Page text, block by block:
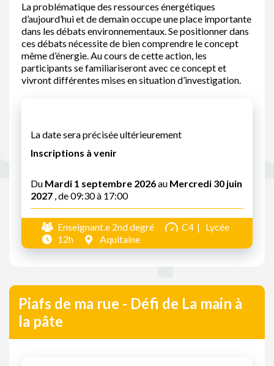
La problématique des ressources énergétiques
d’aujourd’hui et de demain occupe une place importante
dans les débats environnementaux. Se positionner dans
ces débats nécessite de bien comprendre le concept
même d’énergie. Au cours de cette action, les
participants se familiariseront avec ce concept et
vivront différentes mises en situation d’investigation.
La date sera précisée ultérieurement
Inscriptions à venir
Du Mardi 1 septembre 2026au Mercredi 30 juin
2027 , de 09:30 à 17:00
Enseignant.e 2nd degré C4
Lycée
12h
Aquitaine
Piafs de ma rue - Défi de La main à
la pâte